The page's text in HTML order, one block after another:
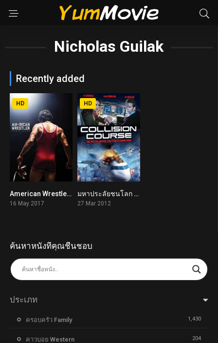
Nicholas Guilak
Recently added
7.1
HD
American Wrestler: The Wizard (2017)
16 May 2017
3.5
HD
มหาประลัยชนโลก Collision Course (2012)
27 Mar 2012
ค้นหาหนังที่คุณชื่นชอบ
ประเภท
ครอบครัว Family 1,430
คาวบอย Western 204